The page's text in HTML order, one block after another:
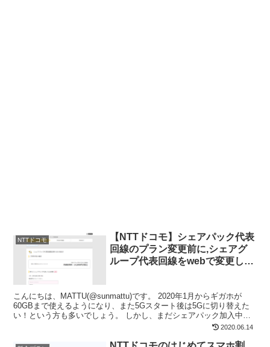
NTTドコモ
【NTTドコモ】シェアパック代表
回線のプラン変更前に,シェアグ
ループ代表回線をwebで変更しよ
こんにちは、MATTU(@sunmattu)です。 2020年1月からギガホが
60GBまで使えるようになり、また5Gスタート後は5Gに切り替えた
い！という方も多いでしょう。 しかし、まだシェアパック加入中で
2020.06.14